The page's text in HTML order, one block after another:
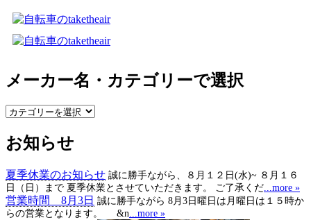
メーカー名・カテゴリーで選択
メ
カ
ー
名・
カ
テ
ゴ
お知らせ
夏季休業のお知らせ 誠に勝手ながら、８月１２日(水)~ ８月１６
日（日）まで 夏季休業とさせていただきます。 ご了承くだ...more »
営業時間 8月3日 誠に勝手ながら 8月3日曜日は月曜日は１５時か
らの営業となります。 &n...more »